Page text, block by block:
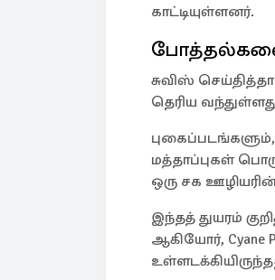
காட்டியுள்ளனர்.
சுவிஸ்
தெரிய
மத்தாப்புகள்
ஒரு சக
இந்தத் துயரம்
ஆகியோர், Cyane